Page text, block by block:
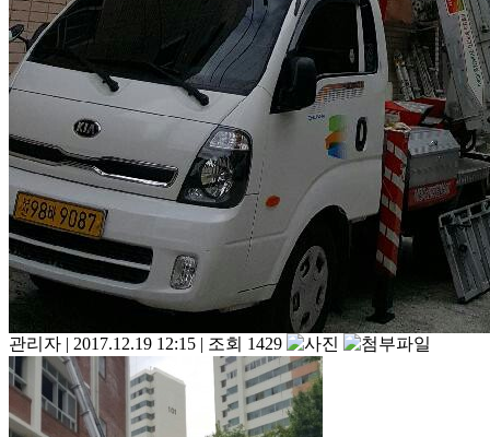
관리자 | 2017.12.19 12:15 | 조회 1429